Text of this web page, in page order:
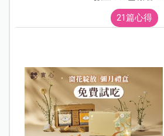
21篇心得